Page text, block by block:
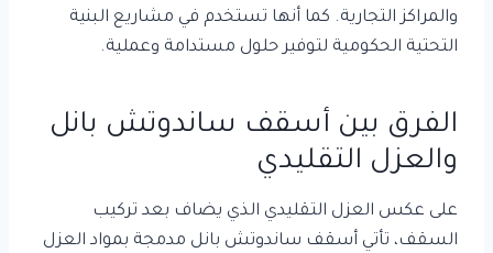
والمراكز التجارية. كما أنها تستخدم في مشاريع البنية
التحتية الحكومية لتوفير حلول مستدامة وعملية.
الفرق بين أسقف ساندوتش بانل
والعزل التقليدي
على عكس العزل التقليدي الذي يضاف بعد تركيب
السقف، تأتي أسقف ساندوتش بانل مدمجة بمواد العزل